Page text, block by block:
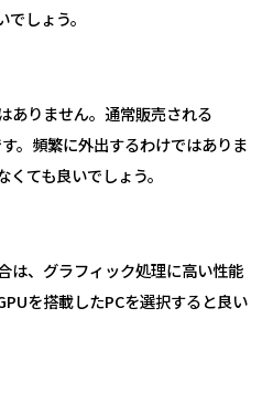
しょう。
ありません。通常販売される
。頻繁に外出するわけではありま
ても良いでしょう。
は、グラフィック処理に高い性能
を搭載したPCを選択すると良い